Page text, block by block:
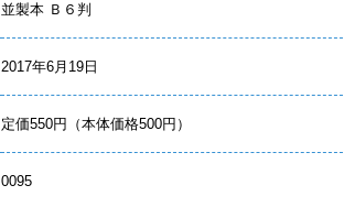
並製本 Ｂ６判
2017年6月19日
定価550円（本体価格500円）
0095